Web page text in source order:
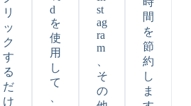
リ
ッ
ク
す
る
だ
け
d
を
使
用
し
て
st
ag
ra
m
そ
の
間
を
節
約
し
ま